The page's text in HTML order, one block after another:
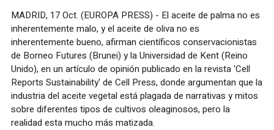
MADRID, 17 Oct. (EUROPA PRESS) - El aceite de palma no es
inherentemente malo, y el aceite de oliva no es
inherentemente bueno, afirman científicos conservacionistas
de Borneo Futures (Brunei) y la Universidad de Kent (Reino
Unido), en un artículo de opinión publicado en la revista 'Cell
Reports Sustainability' de Cell Press, donde argumentan que la
industria del aceite vegetal está plagada de narrativas y mitos
sobre diferentes tipos de cultivos oleaginosos, pero la
realidad esta mucho más matizada.